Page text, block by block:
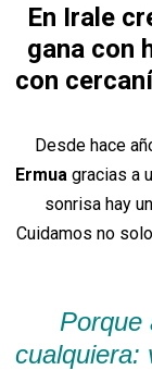
En Irale
gana con
con
Desde hace
Ermua gracias a
sonrisa hay
Cuidamos no
Porque
cualquiera: